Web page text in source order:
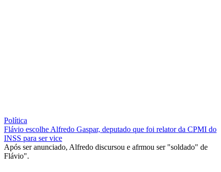
Política
Flávio escolhe Alfredo Gaspar, deputado que foi relator da CPMI do
INSS para ser vice
Após ser anunciado, Alfredo discursou e afrmou ser "soldado" de
Flávio".